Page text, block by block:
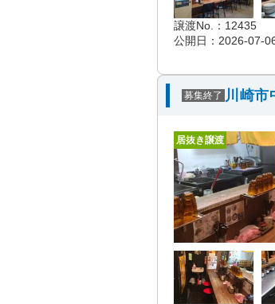
譲渡No.：12435
公開日：2026-07-
募集終了 川崎市
居抜き譲渡